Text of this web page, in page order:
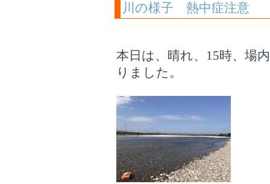
川の様子 熱中症注意
本日は、晴れ、15時、場
りました。